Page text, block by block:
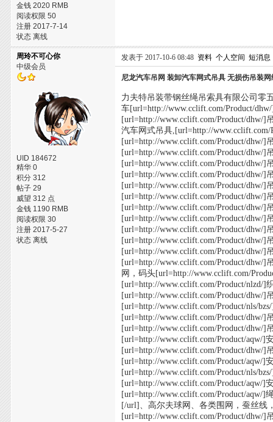
金钱 2020 RMB
阅读权限 50
注册 2017-7-14
状态 离线
周玲不可心你
中级会员
UID 184672
精华 0
积分 312
帖子 29
威望 312 点
金钱 1190 RMB
阅读权限 30
注册 2017-5-27
状态 离线
发表于 2017-10-6 08:48 资料 个人空间 短消息
尼龙汽车吊网 装卸汽车网式吊具 无损伤吊装
力夫特吊装带钢丝绳吊索具有限公司零
车[url=http://www.cclift.com/Product/
[url=http://www.cclift.com/Product/dhw/
汽车网式吊具,[url=http://
[url=http://www.cclift.com/Product/dhw/
[url=http://www.cclift.com/Product/dhw/
[url=http://www.cclift.com/Product/dhw/
[url=http://www.cclift.com/Product/dhw/
[url=http://www.cclift.com/Product/dhw/
[url=http://www.cclift.com/Product/dhw/
[url=http://www.cclift.com/Product/dhw/
[url=http://www.cclift.com/Product/dhw/
[url=http://www.cclift.com/Product/dhw/
[url=http://www.cclift.com/Product/dhw/
[url=http://www.cclift.com/Product/dhw/
[url=http://www.cclift.com/Product/dhw/
网，码头[url=http://www.cclift.com/
[url=http://www.cclift.com/Product/nlzd/
[url=http://www.cclift.com/Product/dhw/
[url=http://www.cclift.com/Product/nls/
[url=http://www.cclift.com/Product/dhw/
[url=http://www.cclift.com/Product/dhw/
[url=http://www.cclift.com/Product/aqw/
[url=http://www.cclift.com/Product/dhw/
[url=http://www.cclift.com/Product/aqw/
[url=http://www.cclift.com/Product/nls/
[url=http://www.cclift.com/Product/aqw/
[url=http://www.cclift.com/Product/aqw/
[/url]、高尔夫球网、各类围网，蚕丝线
[url=http://www.cclift.com/Product/dhw/